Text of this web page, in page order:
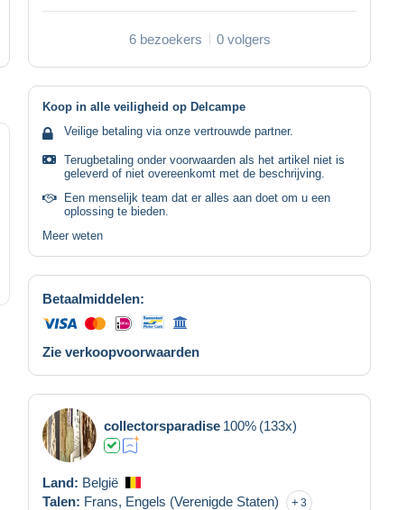
6 bezoekers 0 volgers
Koop in alle veiligheid op Delcampe
Veilige betaling via onze vertrouwde partner.
Terugbetaling onder voorwaarden als het artikel niet is
geleverd of niet overeenkomt met de beschrijving.
Een menselijk team dat er alles aan doet om u een
oplossing te bieden.
Meer weten
Betaalmiddelen:
Zie verkoopvoorwaarden
collectorsparadise 100% (133x)
Land: België
Talen: Frans, Engels (Verenigde Staten) 3